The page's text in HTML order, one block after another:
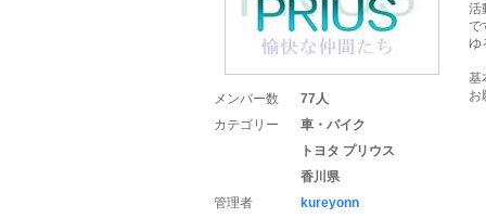
メンバー数
77人
カテゴリー
車・バイク
トヨタ プリウス
香川県
管理者
kureyonn
活
で
ゆ
基
お